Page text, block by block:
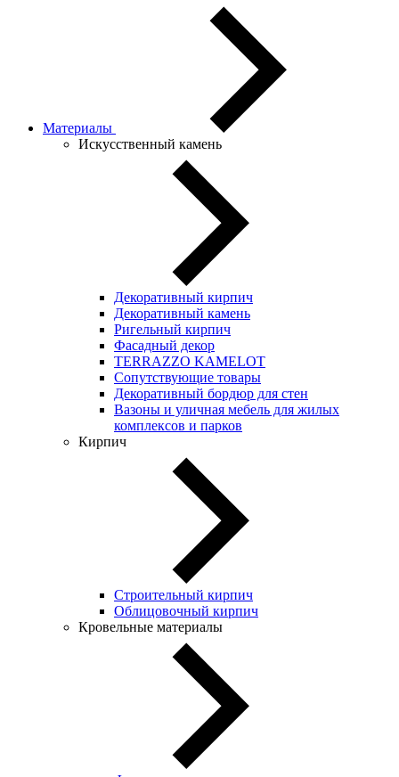
Материалы
Искусственный камень
Декоративный кирпич
Декоративный камень
Ригельный кирпич
Фасадный декор
TERRAZZO KAMELOT
Сопутствующие товары
Декоративный бордюр для стен
Вазоны и уличная мебель для жилых
комплексов и парков
Кирпич
Строительный кирпич
Облицовочный кирпич
Кровельные материалы